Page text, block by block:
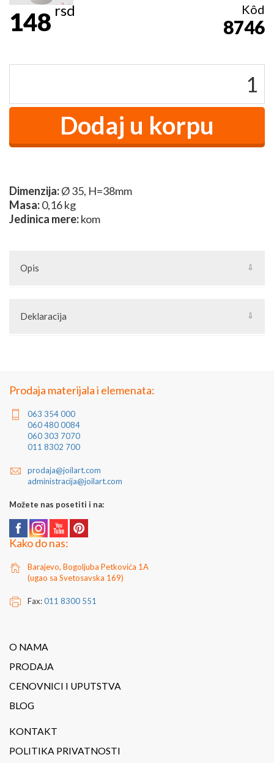
148rsd Kôd
8746
Dimenzija:Ø 35, H=38mm
Masa:0,16 kg
Jedinica mere:kom
Opis
Deklaracija
Prodaja materijala i elemenata:
063 354 000
060 480 0084
060 303 7070
011 8302 700
prodaja@joilart.com
administracija@joilart.com
Možete nas posetiti i na:
Kako do nas:
Barajevo, Bogoljuba Petkovića 1A
(ugao sa Svetosavska 169)
Fax:011 8300 551
O NAMA
PRODAJA
CENOVNICI I UPUTSTVA
BLOG
KONTAKT
POLITIKA PRIVATNOSTI